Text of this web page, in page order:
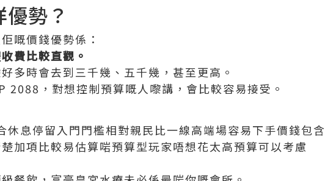
勢？
嘅價錢優勢係：
費比較直觀。
多時會去到三千幾、五千幾，甚至更高。
2088，對想控制預算嘅人嚟講，會比較容易接受。
息停留入門門檻相對親民比一線高端場容易下手價錢包含
加項比較易估算啱預算型玩家唔想花太高預算可以考慮